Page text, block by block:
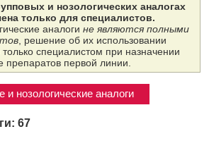
и нозологических аналогах
только для специалистов.
аналоги не являются полными
, решение об их использовании
специалистом при назначении
препаратов первой линии.
и нозологические аналоги
67